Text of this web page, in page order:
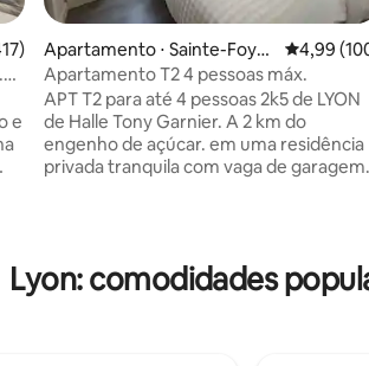
avaliação média de 5, 417 avaliações
e
Apartamento ⋅ Sainte-Foy-l
ès-Lyon
4,99 de
4,99
Apartamento T2 4 pessoas máx.
APT T2 para até 4 pessoas 2k5 de LYON
de Halle Tony Garnier. A 2 km do
engenho de açúcar. em uma residência
privada tranquila com vaga de garagem
Gusto/Cookeo/torradeira/chaleira etc
Chuveiro do banheiro com espelho de
Lyon: comodidades